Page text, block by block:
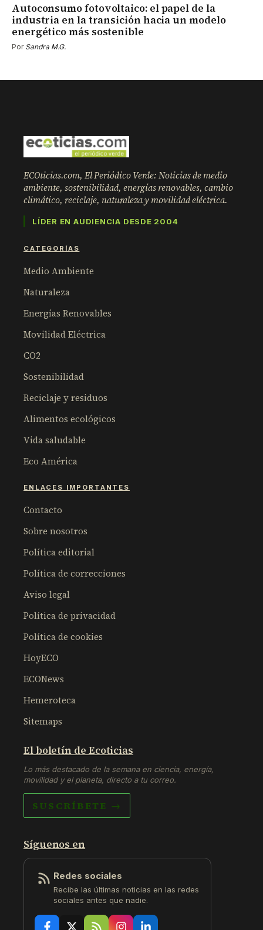
Autoconsumo fotovoltaico: el papel de la
industria en la transición hacia un modelo
energético más sostenible
Por Sandra M.G.
ECOticias.com, El Periódico Verde: Noticias de medio
ambiente, sostenibilidad, energías renovables, cambio
climático, reciclaje, naturaleza y movilidad eléctrica.
LÍDER EN AUDIENCIA DESDE 2004
CATEGORÍAS
Medio Ambiente
Naturaleza
Energías Renovables
Movilidad Eléctrica
CO2
Sostenibilidad
Reciclaje y residuos
Alimentos ecológicos
Vida saludable
Eco América
ENLACES IMPORTANTES
Contacto
Sobre nosotros
Política editorial
Política de correcciones
Aviso legal
Política de privacidad
Política de cookies
HoyECO
ECONews
Hemeroteca
Sitemaps
El boletín de Ecoticias
Lo más destacado de la semana en ciencia, energía,
movilidad y el planeta, directo a tu correo.
SUSCRÍBETE →
Síguenos en
Redes sociales
Recibe las últimas noticias en las redes
sociales antes que nadie.